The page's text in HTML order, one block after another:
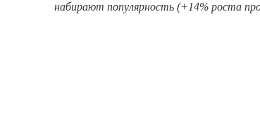
набирают популярность (+14% роста